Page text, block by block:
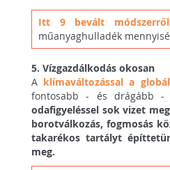
Itt 9 bevált
műanyaghulladék
5. Vízgazdálkodás okosan
A klímaváltozással a
fontosabb - és drágább -
odafigyeléssel sok vizet
borotválkozás, fogmosás
takarékos tartályt
meg.